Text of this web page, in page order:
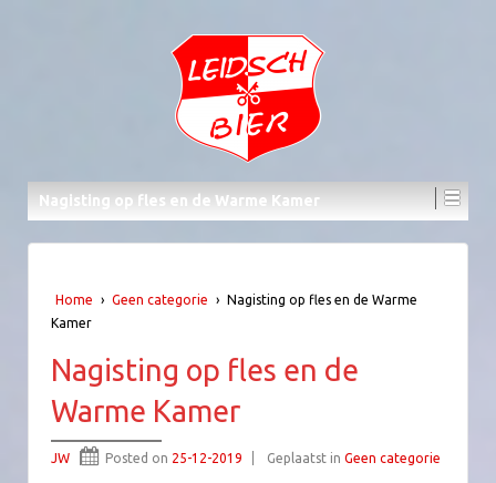
Nagisting op fles en de Warme Kamer
Home › Geen categorie › Nagisting op fles en de Warme
Kamer
Nagisting op fles en de
Warme Kamer
JW Posted on 25-12-2019 Geplaatst in Geen categorie